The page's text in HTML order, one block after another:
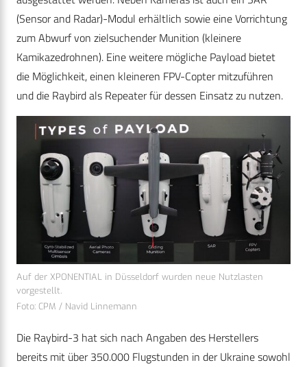
(Sensor and Radar)-Modul erhältlich sowie eine Vorrichtung
zum Abwurf von zielsuchender Munition (kleinere
Kamikazedrohnen). Eine weitere mögliche Payload bietet
die Möglichkeit, einen kleineren FPV-Copter mitzuführen
und die Raybird als Repeater für dessen Einsatz zu nutzen.
Auf der XPONENTIAL in Düsseldorf wurden neue Nutzlasten
vorgestellt.
Foto: CPM / Navid Linnemann
Die Raybird-3 hat sich nach Angaben des Herstellers
bereits mit über 350.000 Flugstunden in der Ukraine sowohl